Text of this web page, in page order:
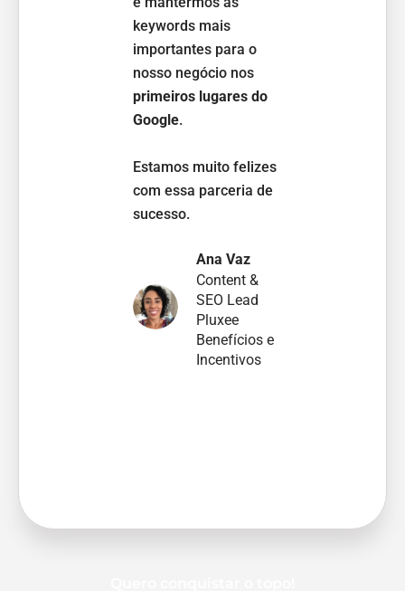
keywords mais
importantes para o
nosso negócio nos
primeiros lugares do
Google.
Estamos muito felizes
com essa parceria de
sucesso.
Ana Vaz
Content &
SEO Lead
Pluxee
Benefícios e
Incentivos